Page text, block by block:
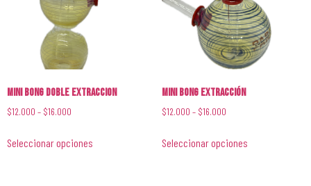
Mini Bong Doble Extraccion
$12.000 – $16.000
Seleccionar opciones
Mini Bong Extracción
$12.000 – $16.000
Seleccionar opciones